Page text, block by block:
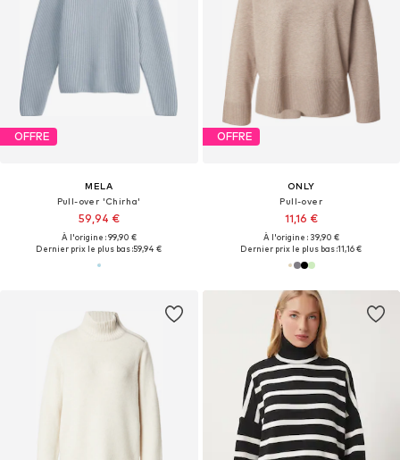
OFFRE
MELA
Pull-over 'Chirha'
59,94 €
À l'origine : 99,90 €
Dernier prix le plus bas :59,94 €
OFFRE
ONLY
Pull-over
11,16 €
À l'origine : 39,90 €
Dernier prix le plus bas :11,16 €